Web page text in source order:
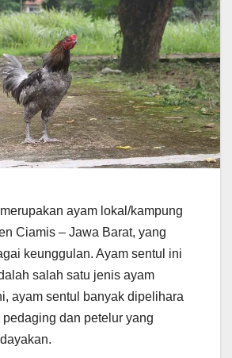
merupakan ayam lokal/kampung
Ciamis – Jawa Barat, yang
keunggulan. Ayam sentul ini
salah satu jenis ayam
ayam sentul banyak dipelihara
dan petelur yang